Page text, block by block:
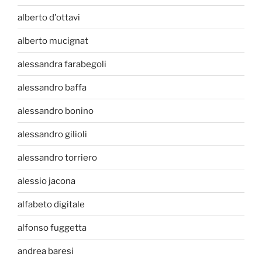
alberto d'ottavi
alberto mucignat
alessandra farabegoli
alessandro baffa
alessandro bonino
alessandro gilioli
alessandro torriero
alessio jacona
alfabeto digitale
alfonso fuggetta
andrea baresi